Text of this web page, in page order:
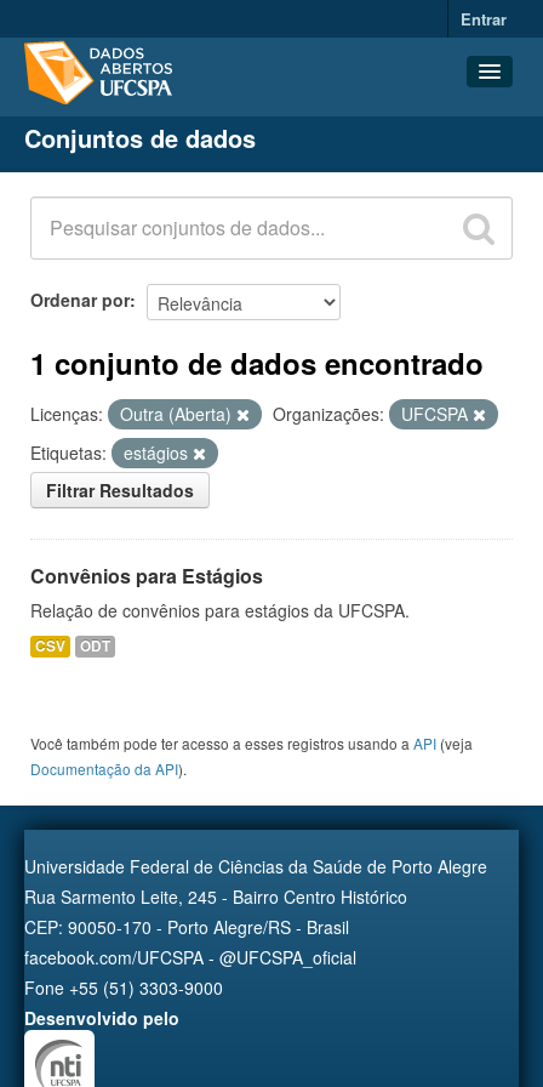
Entrar
Conjuntos de dados
Organizações
Grupos
Sobre
Conjuntos de dados
Ordenar por
1 conjunto de dados encontrado
Licenças: Outra (Aberta) Organizações:
UFCSPA
Etiquetas:
estágios
Filtrar Resultados
Convênios para Estágios
Relação de convênios para estágios da UFCSPA.
CSV ODT
Você também pode ter acesso a esses registros usando a API (veja
Documentação da API).
Universidade Federal de Ciências da Saúde de Porto Alegre
Rua Sarmento Leite, 245 - Bairro Centro Histórico
CEP: 90050-170 - Porto Alegre/RS - Brasil
facebook.com/UFCSPA - @UFCSPA_oficial
Fone +55 (51) 3303-9000
Desenvolvido pelo